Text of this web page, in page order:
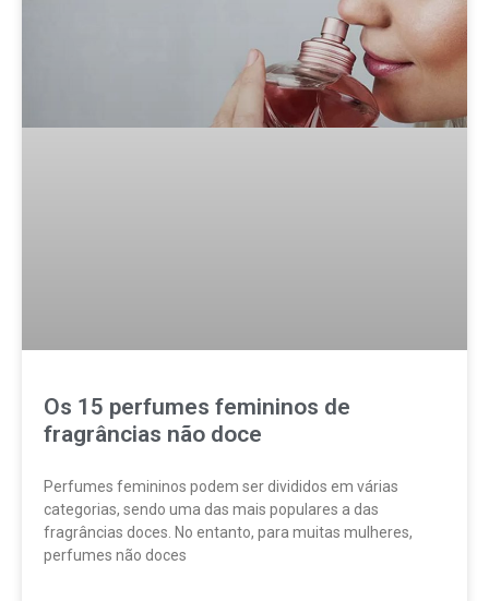
Os 15 perfumes femininos de
fragrâncias não doce
Perfumes femininos podem ser divididos em várias
categorias, sendo uma das mais populares a das
fragrâncias doces. No entanto, para muitas mulheres,
perfumes não doces